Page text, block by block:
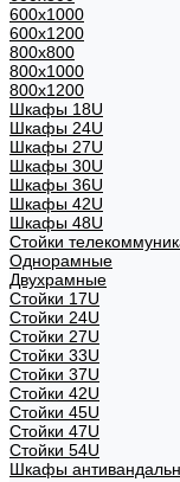
600х1000
600х1200
800x800
800х1000
800х1200
Шкафы 18U
Шкафы 24U
Шкафы 27U
Шкафы 30U
Шкафы 36U
Шкафы 42U
Шкафы 48U
Стойки
Однорамные
Двухрамные
Стойки 17U
Стойки 24U
Стойки 27U
Стойки 33U
Стойки 37U
Стойки 42U
Стойки 45U
Стойки 47U
Стойки 54U
Шкафы